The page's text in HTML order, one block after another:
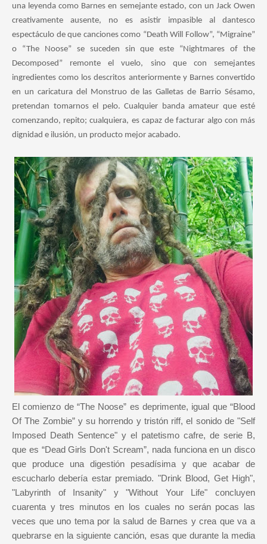
una leyenda como Barnes en semejante estado, con un Jack Owen
creativamente ausente, no es asistir impasible al dantesco
espectáculo de que canciones como “Death Will Follow”, “Migraine”
o “The Noose” se suceden sin que este “Nightmares of the
Decomposed” remonte el vuelo, sino que con semejantes
ingredientes como los descritos anteriormente y Barnes convertido
en un caricatura del Monstruo de las Galletas de Barrio Sésamo,
pretendan tomarnos el pelo. Cualquier banda amateur que esté
comenzando, repito; cualquiera, es capaz de facturar algo con más
dignidad e ilusión, un producto mejor acabado.
El comienzo de “The Noose” es deprimente, igual que “Blood
Of The Zombie” y su horrendo y tristón riff, el sonido de "Self
Imposed Death Sentence" y el patetismo cafre, de serie B,
que es “Dead Girls Don't Scream”, nada funciona en un disco
que produce una digestión pesadísima y que acabar de
escucharlo debería estar premiado. "Drink Blood, Get High",
"Labyrinth of Insanity" y "Without Your Life" concluyen
cuarenta y tres minutos en los cuales no serán pocas las
veces que uno tema por la salud de Barnes y crea que va a
quebrarse en la siguiente canción, esas que durante la media